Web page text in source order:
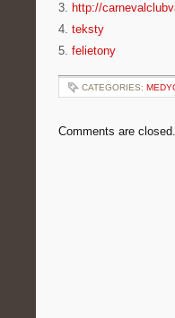
3. http://
4. teksty
5. felietony
CATEGORIES:
Comments are closed.